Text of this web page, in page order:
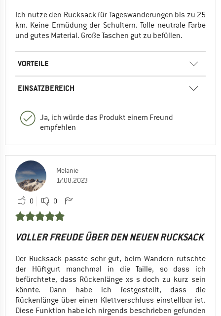
Ich nutze den Rucksack für Tageswanderungen bis zu 25
km. Keine Ermüdung der Schultern. Tolle neutrale Farbe
und gutes Material. Große Taschen gut zu befüllen.
VORTEILE
EINSATZBEREICH
Ja, ich würde das Produkt einem Freund
empfehlen
Melanie
17.08.2023
0 0
VOLLER FREUDE ÜBER DEN NEUEN RUCKSACK
Der Rucksack passte sehr gut, beim Wandern rutschte
der Hüftgurt manchmal in die Taille, so dass ich
befürchtete, dass Rückenlänge xs s doch zu kurz sein
könnte. Dann habe ich festgestellt, dass die
Rückenlänge über einen Klettverschluss einstellbar ist.
Diese Funktion habe ich nirgends beschrieben gefunden